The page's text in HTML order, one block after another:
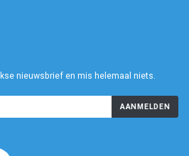
nieuwsbrief en mis helemaal niets.
AANMELDEN